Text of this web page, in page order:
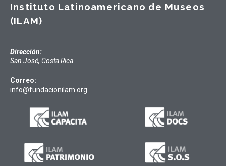
Instituto Latinoamericano de Museos
(ILAM)
Dirección:
San José, Costa Rica
Correo:
info@fundacionilam.org